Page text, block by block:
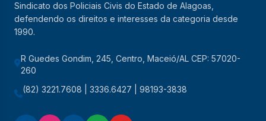
Sindicato dos Policiais Civis do Estado de Alagoas,
defendendo os direitos e interesses da categoria desde
1990.
R Guedes Gondim, 245, Centro, Maceió/AL CEP: 57020-
260
(82) 3221.7608 | 3336.6427 | 98193-3838